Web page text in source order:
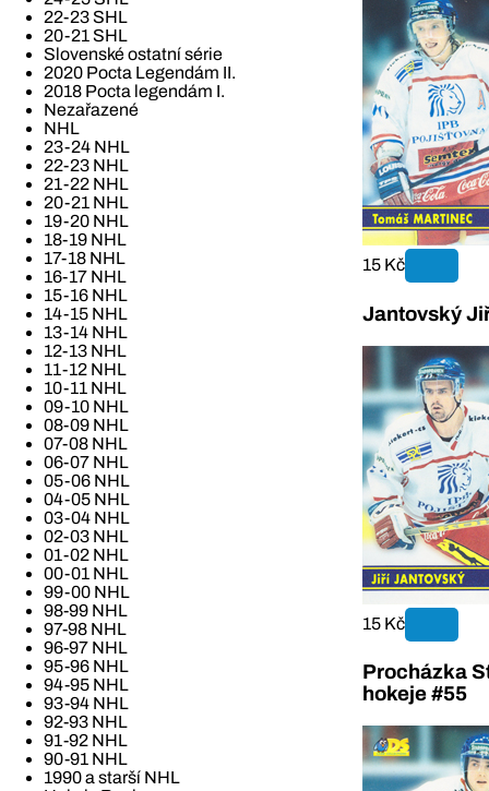
22-23 SHL
20-21 SHL
Slovenské ostatní série
2020 Pocta Legendám II.
2018 Pocta legendám I.
Nezařazené
NHL
23-24 NHL
22-23 NHL
21-22 NHL
20-21 NHL
19-20 NHL
18-19 NHL
17-18 NHL
16-17 NHL
15-16 NHL
14-15 NHL
13-14 NHL
12-13 NHL
11-12 NHL
10-11 NHL
09-10 NHL
08-09 NHL
07-08 NHL
06-07 NHL
05-06 NHL
04-05 NHL
03-04 NHL
02-03 NHL
01-02 NHL
00-01 NHL
99-00 NHL
98-99 NHL
97-98 NHL
96-97 NHL
95-96 NHL
94-95 NHL
93-94 NHL
92-93 NHL
91-92 NHL
90-91 NHL
1990 a starší NHL
15 Kč
Jantovský
15 Kč
Procházka
hokeje #55